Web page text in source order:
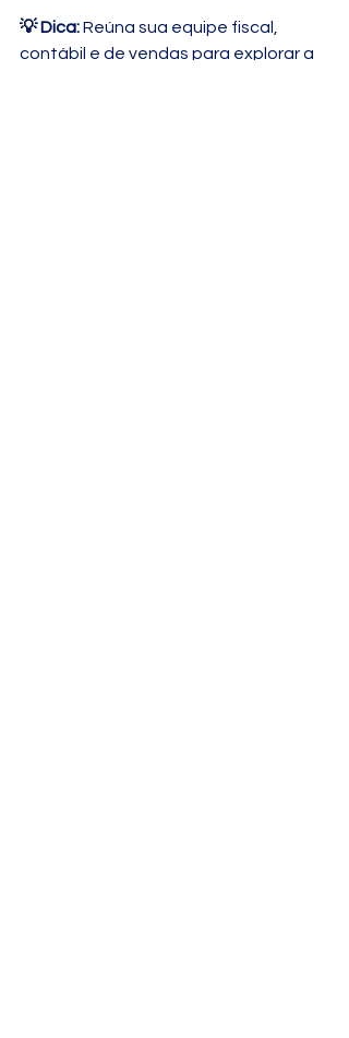
💡 Dica: Reúna sua equipe fiscal,
contábil e de vendas para explorar a